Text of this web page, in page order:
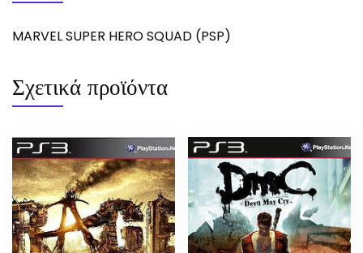
MARVEL SUPER HERO SQUAD (PSP)
Σχετικά προϊόντα